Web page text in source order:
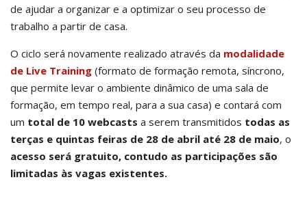
de ajudar a organizar e a optimizar o seu processo de
trabalho a partir de casa.
O ciclo será novamente realizado através da modalidade
de Live Training (formato de formação remota, síncrono,
que permite levar o ambiente dinâmico de uma sala de
formação, em tempo real, para a sua casa) e contará com
um total de 10 webcasts a serem transmitidos todas as
terças e quintas feiras de 28 de abril até 28 de maio, o
acesso será gratuito, contudo as participações são
limitadas às vagas existentes.